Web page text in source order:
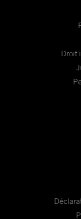
Droit